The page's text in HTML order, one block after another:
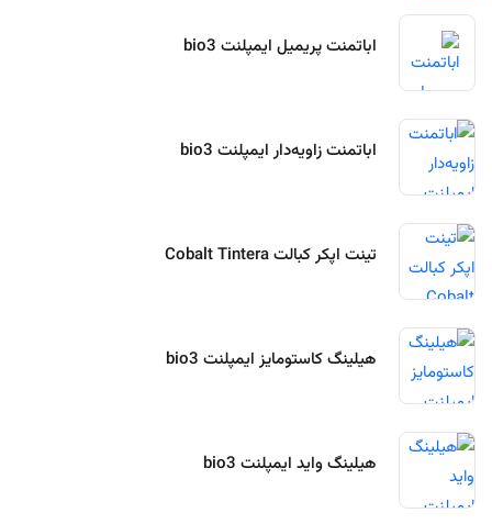
اباتمنت پریمیل ایمپلنت bio3
اباتمنت زاویه‌دار ایمپلنت bio3
تینت اپکر کبالت Cobalt Tintera
هیلینگ کاستومایز ایمپلنت bio3
هیلینگ واید ایمپلنت bio3